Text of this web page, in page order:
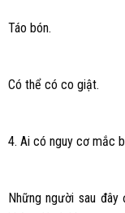
Táo bón.
Có thể có co giật.
4. Ai có nguy cơ mắc
Những người sau